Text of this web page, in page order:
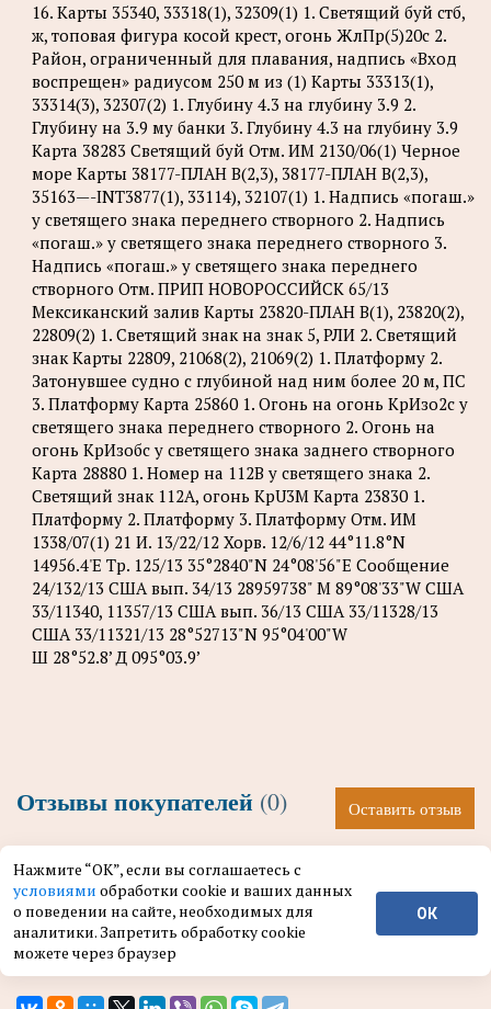
16. Карты 35340, 33318(1), 32309(1) 1. Светящий буй стб,
ж, топовая фигура косой крест, огонь ЖлПр(5)20с 2.
Район, ограниченный для плавания, надпись «Вход
воспрещен» радиусом 250 м из (1) Карты 33313(1),
33314(3), 32307(2) 1. Глубину 4.3 на глубину 3.9 2.
Глубину на 3.9 му банки 3. Глубину 4.3 на глубину 3.9
Карта 38283 Светящий буй Отм. ИМ 2130/06(1) Черное
море Карты 38177-ПЛАН B(2,3), 38177-ПЛАН B(2,3),
35163—-INT3877(1), 33114), 32107(1) 1. Надпись «погаш.»
у светящего знака переднего створного 2. Надпись
«погаш.» у светящего знака переднего створного 3.
Надпись «погаш.» у светящего знака переднего
створного Отм. ПРИП НОВОРОССИЙСК 65/13
Мексиканский залив Карты 23820-ПЛАН B(1), 23820(2),
22809(2) 1. Светящий знак на знак 5, РЛИ 2. Светящий
знак Карты 22809, 21068(2), 21069(2) 1. Платформу 2.
Затонувшее судно с глубиной над ним более 20 м, ПС
3. Платформу Карта 25860 1. Огонь на огонь КрИзо2с у
светящего знака переднего створного 2. Огонь на
огонь КрИзобс у светящего знака заднего створного
Карта 28880 1. Номер на 112B у светящего знака 2.
Светящий знак 112A, огонь KpU3M Карта 23830 1.
Платформу 2. Платформу 3. Платформу Отм. ИМ
1338/07(1) 21 И. 13/22/12 Хорв. 12/6/12 44°11.8°N
14956.4'Е Tp. 125/13 35°2840"N 24°08'56"Е Сообщение
24/132/13 США вып. 34/13 28959738" М 89°08'33"W США
33/11340, 11357/13 США вып. 36/13 США 33/11328/13
США 33/11321/13 28°52713"N 95°04'00"W
Ш 28°52.8’ Д 095°03.9’
Отзывы покупателей (0) Оставить отзыв
У этого товара пока нет отзывов. Поделитесь
впечатлением первым.
Нажмите “ОК”, если вы соглашаетесь с
условиями обработки cookie и ваших данных
о поведении на сайте, необходимых для
аналитики. Запретить обработку cookie
можете через браузер
ОК